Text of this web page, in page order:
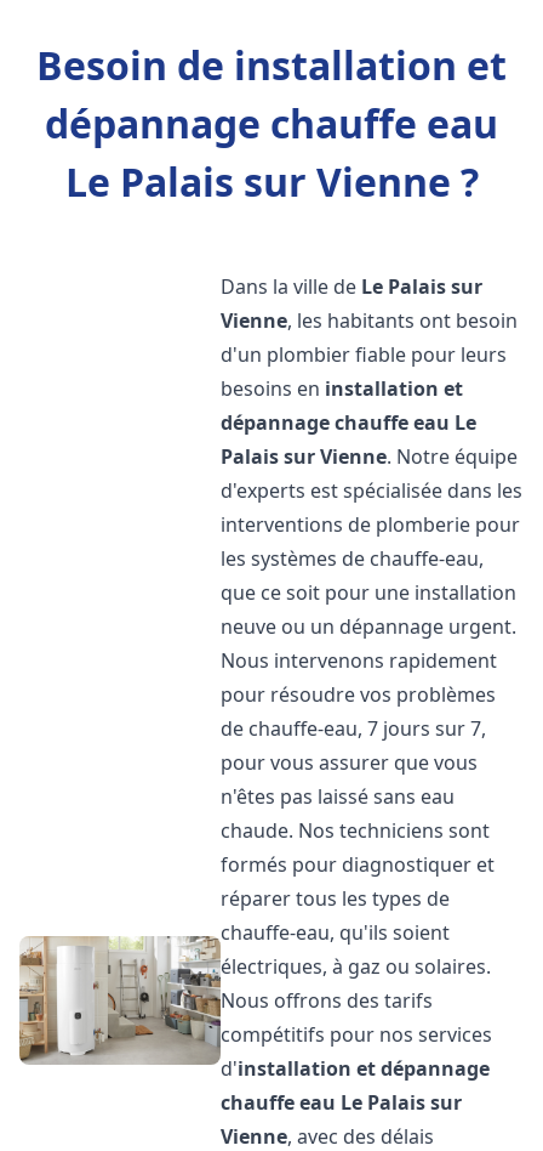
Besoin de installation et
dépannage chauffe eau
Le Palais sur Vienne ?
Dans la ville de Le Palais sur
Vienne, les habitants ont besoin
d'un plombier fiable pour leurs
besoins en installation et
dépannage chauffe eau Le
Palais sur Vienne. Notre équipe
d'experts est spécialisée dans les
interventions de plomberie pour
les systèmes de chauffe-eau,
que ce soit pour une installation
neuve ou un dépannage urgent.
Nous intervenons rapidement
pour résoudre vos problèmes
de chauffe-eau, 7 jours sur 7,
pour vous assurer que vous
n'êtes pas laissé sans eau
chaude. Nos techniciens sont
formés pour diagnostiquer et
réparer tous les types de
chauffe-eau, qu'ils soient
électriques, à gaz ou solaires.
Nous offrons des tarifs
compétitifs pour nos services
d'installation et dépannage
chauffe eau Le Palais sur
Vienne, avec des délais